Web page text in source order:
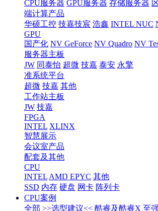
CPU服务器 GPU服务器 存储服务器
端计算产品
华硕工控 技嘉技宸 浩鑫 INTEL NUC
GPU
国产化 NV GeForce NV Quadro NV
服务器主板
JW 同泰怡 超微 技嘉 泰安 永擎
准系统平台
超微 技嘉 其他
工作站主板
JW 技嘉
FPGA
INTEL XLINX
智慧展示
会议室产品
配套及其他
CPU
INTEL AMD EPYC 其他
SSD 内存 硬盘 网卡 阵列卡
CPU案例
全部 >>选型建议<< 酷睿及酷睿X 至